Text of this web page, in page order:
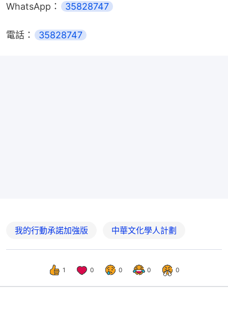
WhatsApp： 35828747
電話： 35828747
我的行動承諾加強版 中華文化學人計劃
1 0 0 0 0